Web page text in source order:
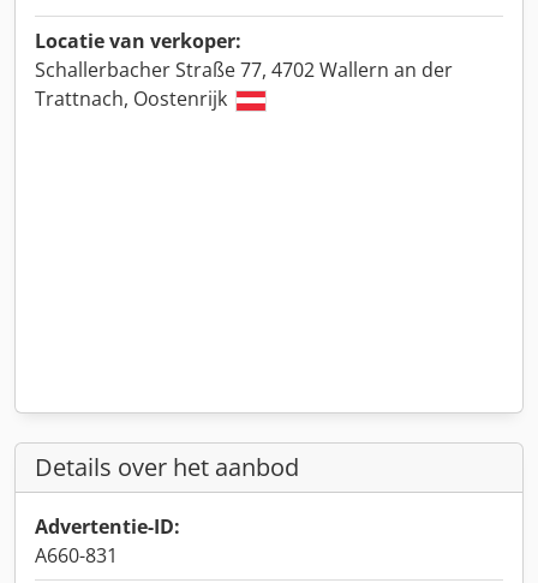
Locatie van verkoper:
Schallerbacher Straße 77, 4702 Wallern an der
Trattnach, Oostenrijk
Details over het aanbod
Advertentie-ID:
A660-831